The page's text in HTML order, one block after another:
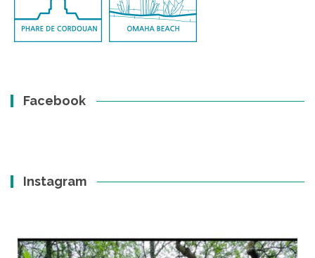
Facebook
Instagram